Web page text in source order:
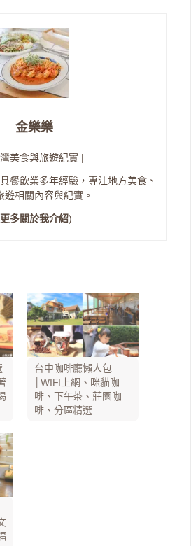
金樂樂
美食與旅遊紀實 |
餐飲業多年經驗，專注地方美食、
遊相關內容與紀實。
更多關於我介紹)
台中咖啡廳懶人包
│WIFI上網、咪貓咖
啡、下午茶、莊園咖
啡、分區精選